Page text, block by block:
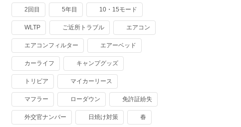
2回目 5年目 10・15モード
WLTP ご近所トラブル エアコン
エアコンフィルター エアーベッド
カーライフ キャンプグッズ
トリビア マイカーリース
マフラー ローダウン 免許証紛失
外交官ナンバー 日焼け対策 春